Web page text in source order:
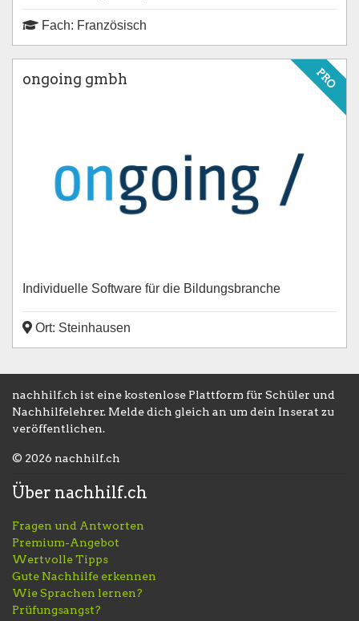
Fach: Französisch
PRO
ongoing gmbh
Individuelle Software für die Bildungsbranche
Ort: Steinhausen
nachhilf.ch ist eine kostenlose Plattform für Schüler und
Nachhilfelehrer. Melde dich gleich an um dein Inserat zu
veröffentlichen.
© 2026 nachhilf.ch
Über nachhilf.ch
Fragen und Antworten
Premium-Angebot
Wertvolle Tipps
Gute Nachhilfe erkennen
Wie Sprachen lernen?
Prüfungsangst?